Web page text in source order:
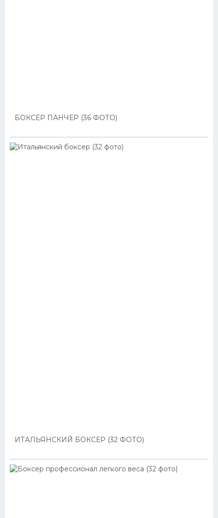
БОКСЕР ПАНЧЕР (36 ФОТО)
ИТАЛЬЯНСКИЙ БОКСЕР (32 ФОТО)